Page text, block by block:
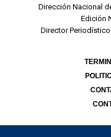
Dirección Nacional
Edición
Director